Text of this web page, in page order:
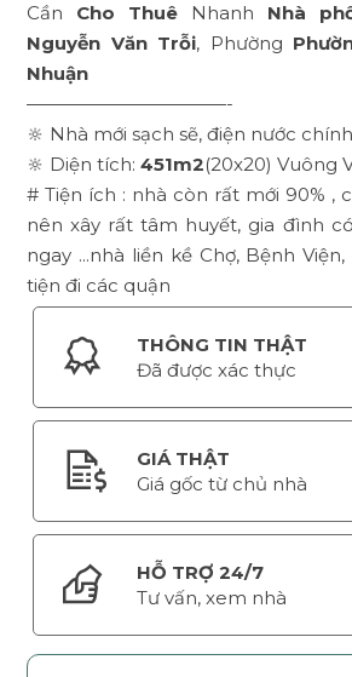
Cần Cho Thuê Nhanh Nhà
Nguyễn Văn Trỗi, Phường
Nhuận
———————————-
🔆 Nhà mới sạch sẽ, điện nước
🔆 Diện tích:451m2(20x20) Vuông
# Tiện ích : nhà còn rất mới 90% ,
nên xây rất tâm huyết, gia đình
ngay ...nhà liền kề Chợ, Bệnh
tiện đi các quận
THÔNG TIN THẬT
Đã được xác thực
GIÁ THẬT
Giá gốc từ chủ nhà
HỖ TRỢ 24/7
Tư vấn, xem nhà